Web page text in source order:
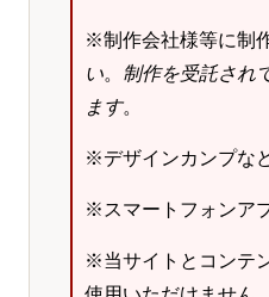
※制作会社様等に制
い。 制作を受託され
ます。
※デザインカンプな
※スマートフォンア
※当サイトとコンテ